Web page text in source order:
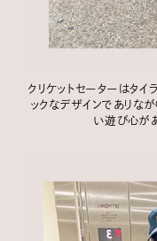
クリケットセーターはタイ
ックなデザインでありな
い遊び心が